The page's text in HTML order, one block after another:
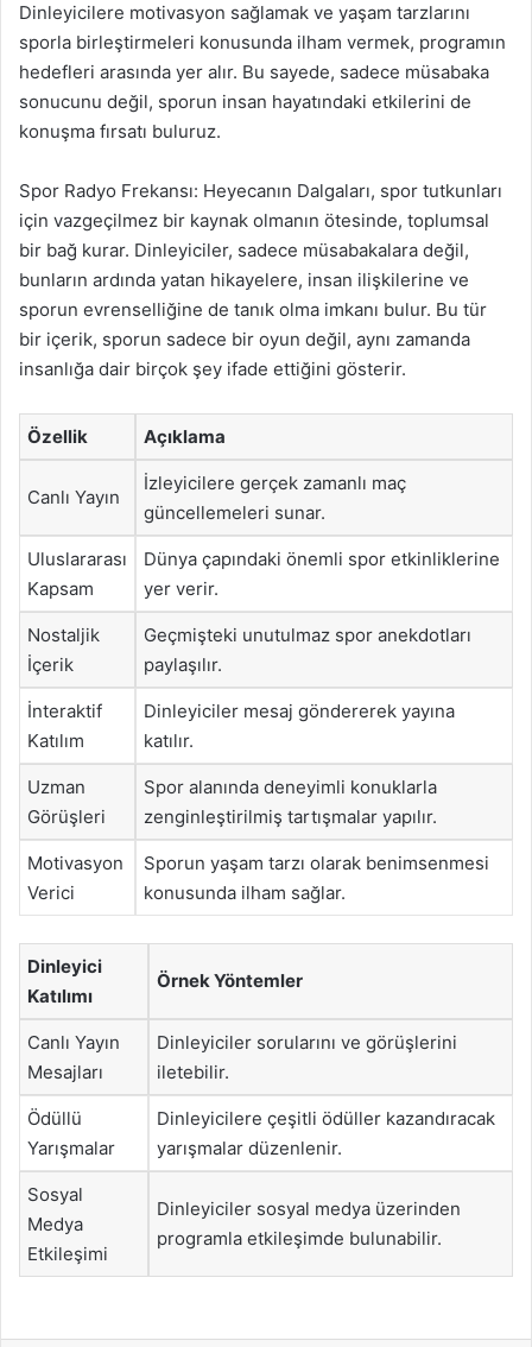
Dinleyicilere motivasyon sağlamak ve yaşam tarzlarını
sporla birleştirmeleri konusunda ilham vermek, programın
hedefleri arasında yer alır. Bu sayede, sadece müsabaka
sonucunu değil, sporun insan hayatındaki etkilerini de
konuşma fırsatı buluruz.
Spor Radyo Frekansı: Heyecanın Dalgaları, spor tutkunları
için vazgeçilmez bir kaynak olmanın ötesinde, toplumsal
bir bağ kurar. Dinleyiciler, sadece müsabakalara değil,
bunların ardında yatan hikayelere, insan ilişkilerine ve
sporun evrenselliğine de tanık olma imkanı bulur. Bu tür
bir içerik, sporun sadece bir oyun değil, aynı zamanda
insanlığa dair birçok şey ifade ettiğini gösterir.
Özellik Açıklama
Canlı Yayın
İzleyicilere gerçek zamanlı maç
güncellemeleri sunar.
Uluslararası
Kapsam
Dünya çapındaki önemli spor etkinliklerine
yer verir.
Nostaljik
İçerik
Geçmişteki unutulmaz spor anekdotları
paylaşılır.
İnteraktif
Katılım
Dinleyiciler mesaj göndererek yayına
katılır.
Uzman
Görüşleri
Spor alanında deneyimli konuklarla
zenginleştirilmiş tartışmalar yapılır.
Motivasyon
Verici
Sporun yaşam tarzı olarak benimsenmesi
konusunda ilham sağlar.
Dinleyici
Katılımı
Örnek Yöntemler
Canlı Yayın
Mesajları
Dinleyiciler sorularını ve görüşlerini
iletebilir.
Ödüllü
Yarışmalar
Dinleyicilere çeşitli ödüller kazandıracak
yarışmalar düzenlenir.
Sosyal
Medya
Etkileşimi
Dinleyiciler sosyal medya üzerinden
programla etkileşimde bulunabilir.